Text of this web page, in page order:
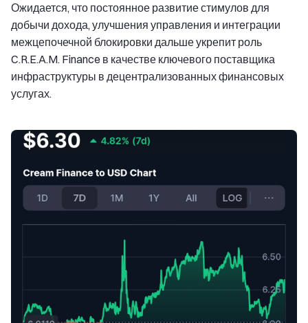
Ожидается, что постоянное развитие стимулов для
добычи дохода, улучшения управления и интеграции
межцепочечной блокировки дальше укрепит роль
C.R.E.A.M. Finance в качестве ключевого поставщика
инфраструктуры в децентрализованных финансовых
услугах.